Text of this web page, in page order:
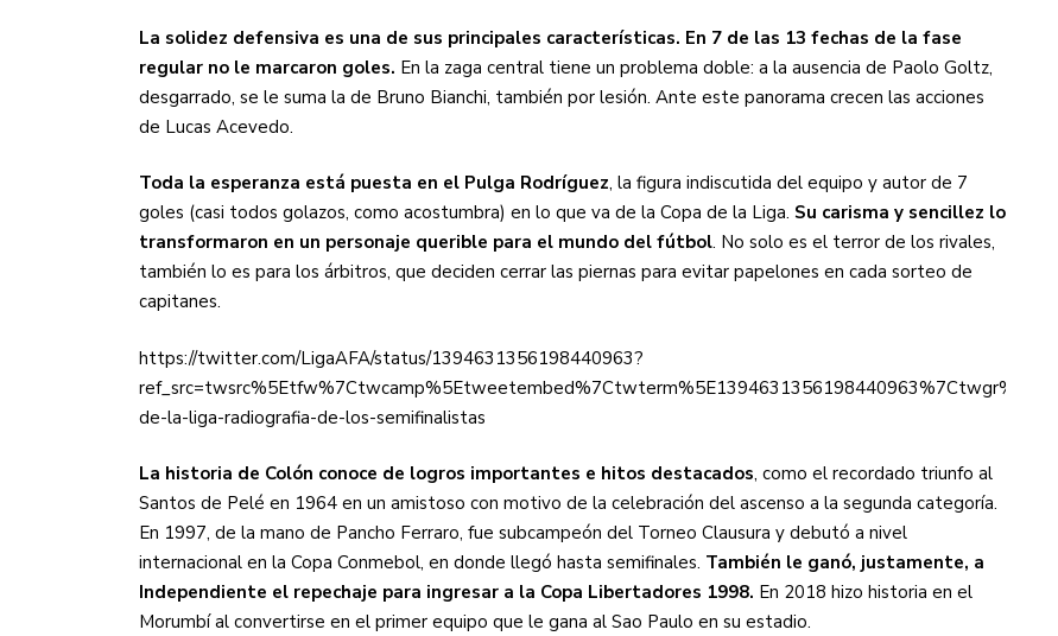
La solidez defensiva es una de sus principales características. En 7 de las 13 fechas de la fase
regular no le marcaron goles. En la zaga central tiene un problema doble: a la ausencia de Paolo Goltz,
desgarrado, se le suma la de Bruno Bianchi, también por lesión. Ante este panorama crecen las acciones
de Lucas Acevedo.
Toda la esperanza está puesta en el Pulga Rodríguez, la figura indiscutida del equipo y autor de 7
goles (casi todos golazos, como acostumbra) en lo que va de la Copa de la Liga. Su carisma y sencillez lo
transformaron en un personaje querible para el mundo del fútbol. No solo es el terror de los rivales,
también lo es para los árbitros, que deciden cerrar las piernas para evitar papelones en cada sorteo de
capitanes.
https://twitter.com/LigaAFA/status/1394631356198440963?
de-la-liga-radiografia-de-los-semifinalistas
La historia de Colón conoce de logros importantes e hitos destacados, como el recordado triunfo al
Santos de Pelé en 1964 en un amistoso con motivo de la celebración del ascenso a la segunda categoría.
En 1997, de la mano de Pancho Ferraro, fue subcampeón del Torneo Clausura y debutó a nivel
internacional en la Copa Conmebol, en donde llegó hasta semifinales. También le ganó, justamente, a
Independiente el repechaje para ingresar a la Copa Libertadores 1998. En 2018 hizo historia en el
Morumbí al convertirse en el primer equipo que le gana al Sao Paulo en su estadio.